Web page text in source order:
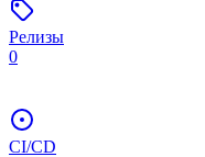
Релизы
0
CI/CD